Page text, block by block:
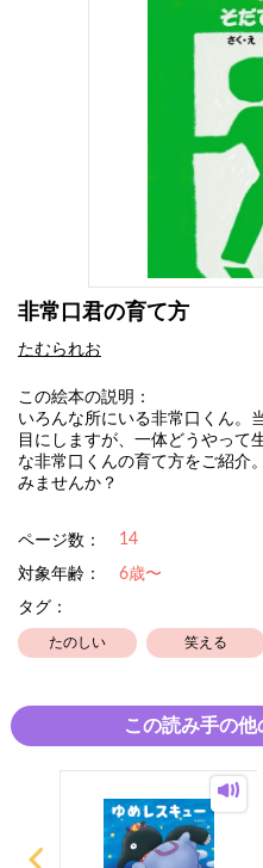
非常口君の育て方
たむられお
この絵本の説明：
いろんな所にいる非常口くん。
目にしますが、一体どうやって
な非常口くんの育て方をご紹介
みませんか？
ページ数： 14
対象年齢：
6歳〜
タグ：
たのしい 笑える
この読み手の